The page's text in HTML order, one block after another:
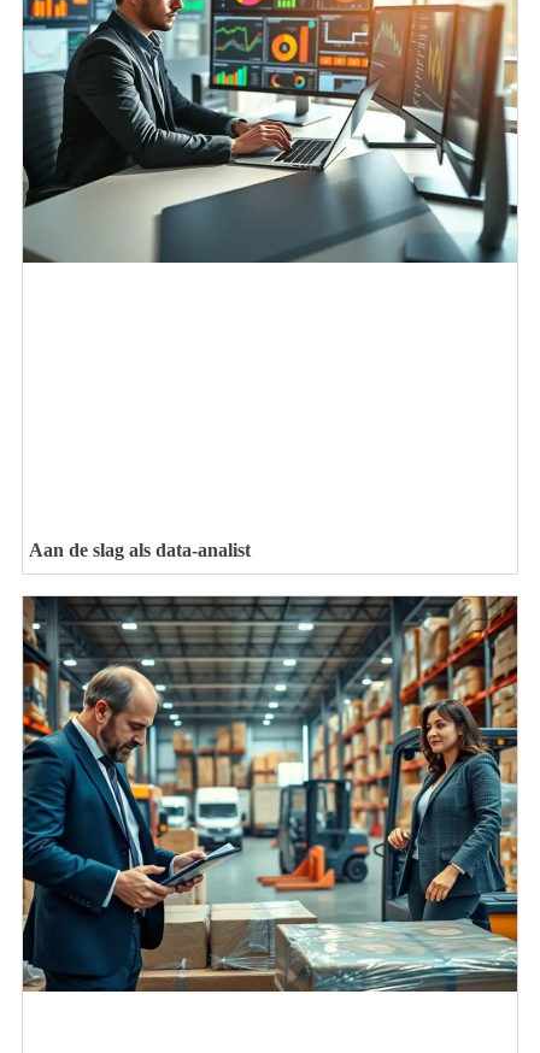
Aan de slag als data-analist